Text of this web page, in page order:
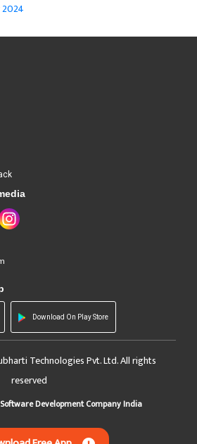
2024
Download On Play Store
Technologies Pvt. Ltd. All rights
reserved
Development Company India